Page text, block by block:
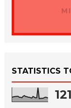
STATISTICS